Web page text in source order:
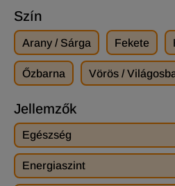
Szín
Arany / Sárga Fekete
Őzbarna Vörös /
Jellemzők
Egészség
Energiaszint